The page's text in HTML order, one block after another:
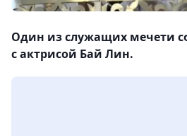
Один из служащих мечети
с актрисой Бай Лин.